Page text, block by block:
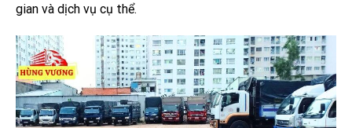
gian và dịch vụ cụ thể.